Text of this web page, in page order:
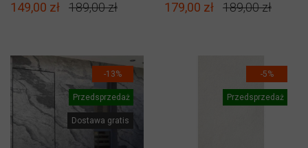
149,00 zł 189,00 zł 179,00 zł 189,00 zł
-13%
Przedsprzedaż
Dostawa gratis
-5%
Przedsprzedaż